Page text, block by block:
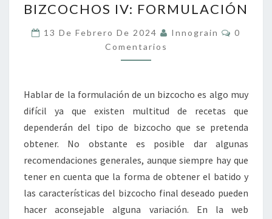
IV:
FORMULACIÓN
BIZCOCHOS IV: FORMULACIÓN
13 De Febrero De 2024 Innograin
0
Comentarios
Hablar de la formulación de un bizcocho es algo muy
difícil ya que existen multitud de recetas que
dependerán del tipo de bizcocho que se pretenda
obtener. No obstante es posible dar algunas
recomendaciones generales, aunque siempre hay que
tener en cuenta que la forma de obtener el batido y
las características del bizcocho final deseado pueden
hacer aconsejable alguna variación. En la web